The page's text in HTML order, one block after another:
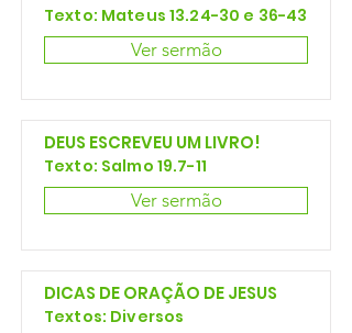
Texto: Mateus 13.24-30 e 36-43
Ver sermão
DEUS ESCREVEU UM LIVRO!
Texto: Salmo 19.7-11
Ver sermão
DICAS DE ORAÇÃO DE JESUS
Textos: Diversos